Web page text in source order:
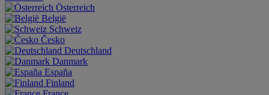
Österreich
België
Schweiz
Česko
Deutschland
Danmark
España
Finland